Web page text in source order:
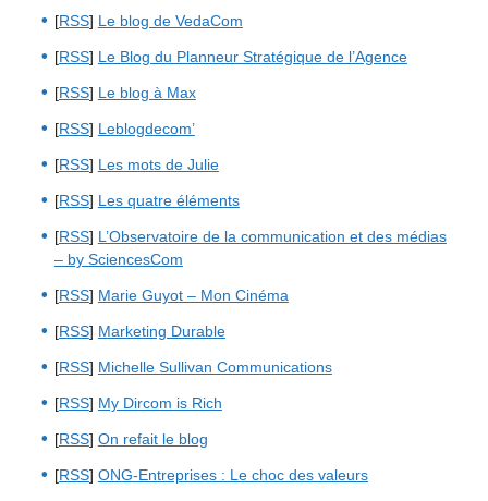
[RSS] Le blog de VedaCom
[RSS] Le Blog du Planneur Stratégique de l’Agence
[RSS] Le blog à Max
[RSS] Leblogdecom’
[RSS] Les mots de Julie
[RSS] Les quatre éléments
[RSS] L’Observatoire de la communication et des médias
– by SciencesCom
[RSS] Marie Guyot – Mon Cinéma
[RSS] Marketing Durable
[RSS] Michelle Sullivan Communications
[RSS] My Dircom is Rich
[RSS] On refait le blog
[RSS] ONG-Entreprises : Le choc des valeurs